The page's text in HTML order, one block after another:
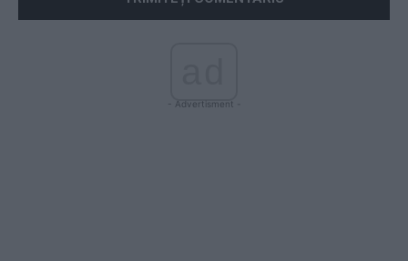
- Advertisment -